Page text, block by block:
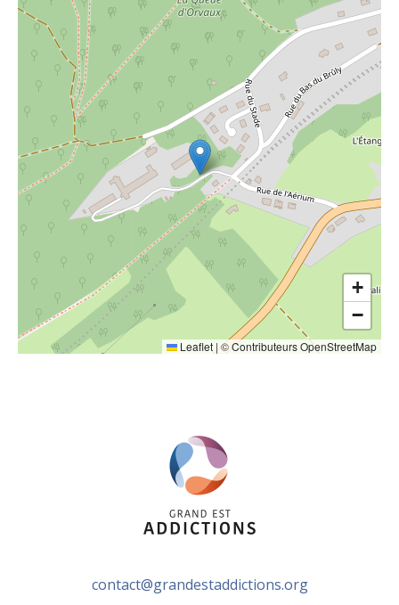
+
−
Leaflet |©Contributeurs OpenStreetMap
contact@grandestaddictions.org